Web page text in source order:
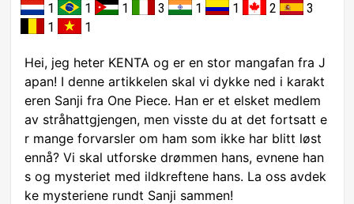
1
1 1 3 1 1 2
3
1
1
Hei, jeg heter KENTA og er en stor mangafan fra J
apan! I denne artikkelen skal vi dykke ned i karakt
eren Sanji fra One Piece. Han er et elsket medlem
av stråhattgjengen, men visste du at det fortsatt e
r mange forvarsler om ham som ikke har blitt løst
ennå? Vi skal utforske drømmen hans, evnene han
s og mysteriet med ildkreftene hans. La oss avdek
ke mysteriene rundt Sanji sammen!